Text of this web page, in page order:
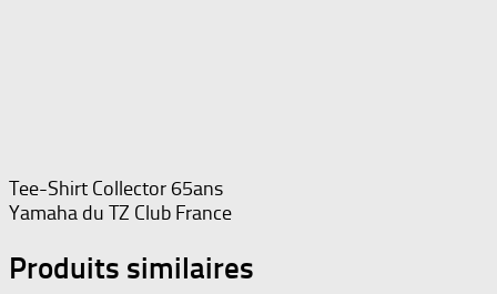
Tee-Shirt Collector 65ans
Yamaha du TZ Club France
Produits similaires